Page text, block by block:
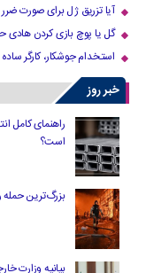
آیا تزریق ژل برای صورت ضرر
گل یا پوچ بازی کردن هادی
استخدام جوشکار، کارگر
خبر روز
راهنمای کامل
است؟
بزرگ‌ترین حمله
بیانیه وزارت